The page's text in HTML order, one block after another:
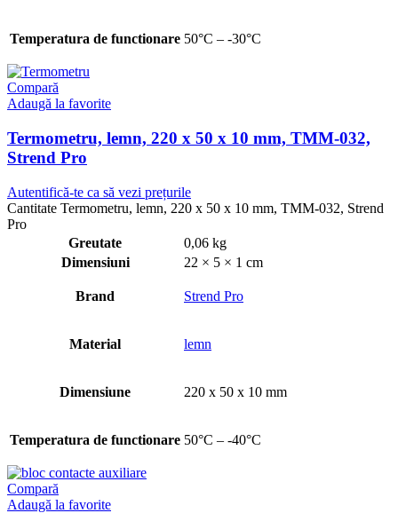
Temperatura de functionare 50°C – -30°C
Compară
Adaugă la favorite
Termometru, lemn, 220 x 50 x 10 mm, TMM-032,
Strend Pro
Autentifică-te ca să vezi prețurile
Cantitate Termometru, lemn, 220 x 50 x 10 mm, TMM-032, Strend
Pro
Greutate
0,06 kg
Dimensiuni
22 × 5 × 1 cm
Brand Strend Pro
Material lemn
Dimensiune 220 x 50 x 10 mm
Temperatura de functionare 50°C – -40°C
Compară
Adaugă la favorite